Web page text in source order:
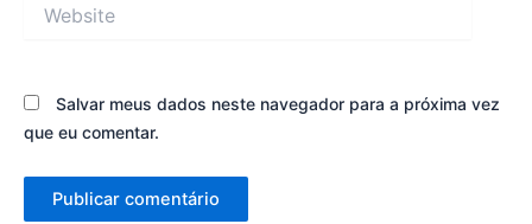
Salvar meus dados neste navegador para a próxima vez
que eu comentar.